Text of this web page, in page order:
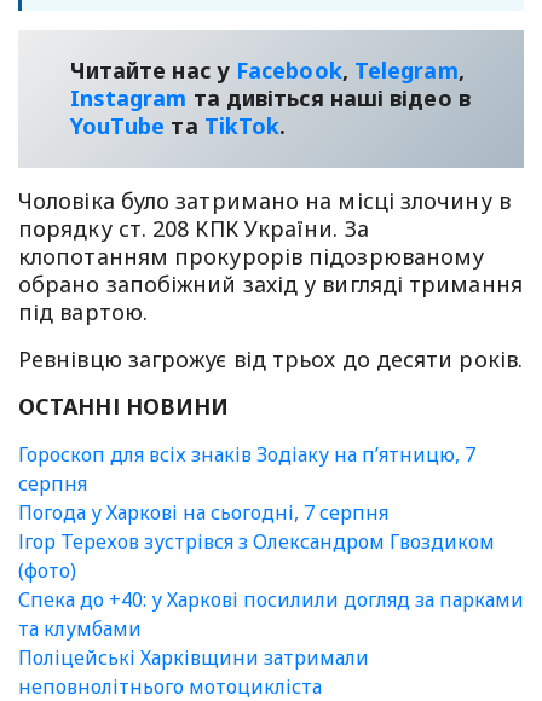
Читайте нас у Facebook, Telegram,
Instagram та дивіться наші відео в
YouТube та TikTok.
Чоловіка було затримано на місці злочину в
порядку ст. 208 КПК України. За
клопотанням прокурорів підозрюваному
обрано запобіжний захід у вигляді тримання
під вартою.
Ревнівцю загрожує від трьох до десяти років.
ОСТАННІ НОВИНИ
Гороскоп для всіх знаків Зодіаку на п’ятницю, 7
серпня
Погода у Харкові на сьогодні, 7 серпня
Ігор Терехов зустрівся з Олександром Гвоздиком
(фото)
Спека до +40: у Харкові посилили догляд за парками
та клумбами
Поліцейські Харківщини затримали
неповнолітнього мотоцикліста